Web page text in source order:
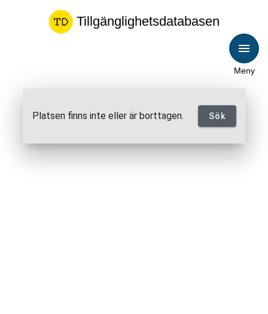
Tillgänglighetsdatabasen
Meny
Platsen finns inte eller är borttagen. Sök